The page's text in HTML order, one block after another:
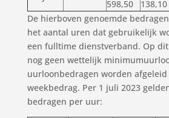
598,50
138,10
De hierboven genoemde
het aantal uren dat gebruikelijk
een fulltime dienstverband. Op
nog geen wettelijk
uurloonbedragen worden
weekbedrag. Per 1 juli 2023
bedragen per uur: